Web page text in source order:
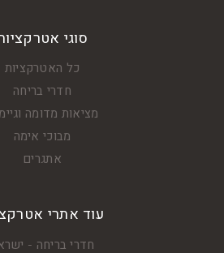
סוגי
כל האטרקציות
חדרי בריחה
מציאות מדומה
מבוכי אימה
אתגרים
עוד אתרי
חדרי בריחה -